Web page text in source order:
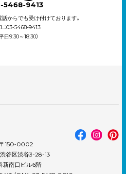
5468-9413
からでも受け付けております。
：03-5468-9413
平日9:30～18:30）
150-0002
谷区渋谷3-28-13
新南口ビル6階